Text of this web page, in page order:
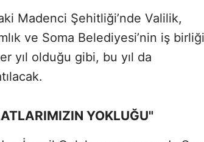
Madenci Şehitliği’nde Valilik,
ve Soma Belediyesi’nin iş
yıl olduğu gibi, bu yıl da
YOKLUĞU"